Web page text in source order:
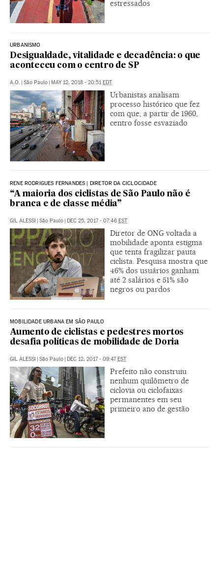
estressados
URBANISMO
Desigualdade, vitalidade e decadência: o que
aconteceu com o centro de SP
A.O. | São Paulo | MAY 12, 2018 - 20:51EDT
Urbanistas analisam
processo histórico que fez
com que, a partir de 1960,
centro fosse esvaziado
RENE RODRIGUES FERNANDES | DIRETOR DA CICLOCIDADE
“A maioria dos ciclistas de São Paulo não é
branca e de classe média”
GIL ALESSI | São Paulo | DEC 25, 2017 - 07:46 EST
Diretor de ONG voltada a
mobilidade aponta estigma
que tenta fragilizar pauta
ciclista. Pesquisa mostra que
46% dos usuários ganham
até 2 salários e 51% são
negros ou pardos
MOBILIDADE URBANA EM SÃO PAULO
Aumento de ciclistas e pedestres mortos
desafia políticas de mobilidade de Doria
GIL ALESSI | São Paulo | DEC 12, 2017 - 09:47EST
Prefeito não construiu
nenhum quilômetro de
ciclovia ou ciclofaixas
permanentes em seu
primeiro ano de gestão